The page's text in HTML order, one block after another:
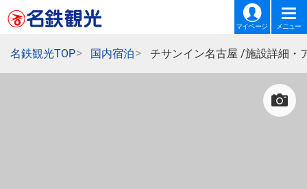
マイページ メニュー
名鉄観光TOP 国内宿泊 チサンイン名古屋 /施設詳細・